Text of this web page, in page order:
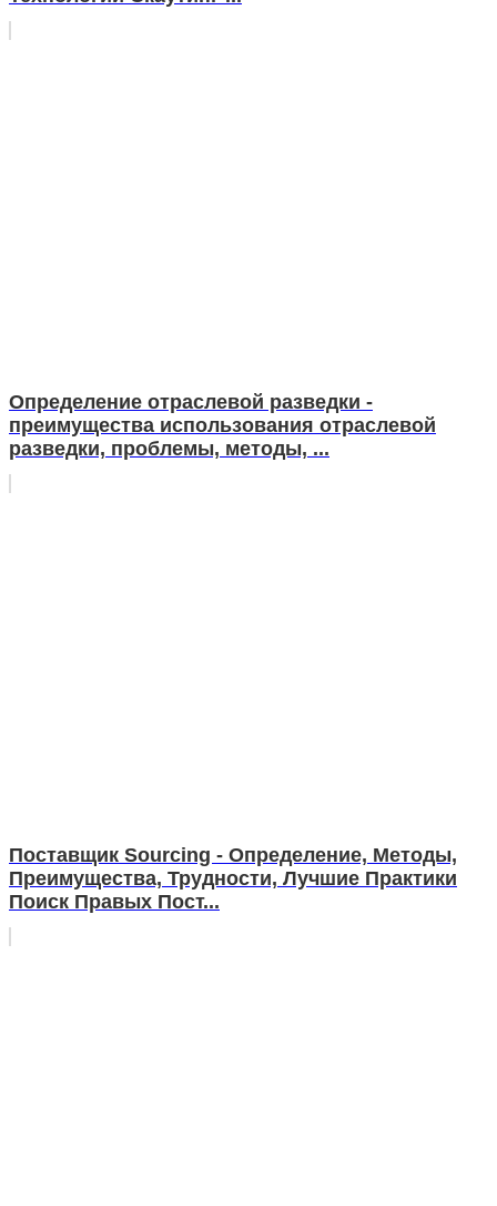
Определение отраслевой разведки -
преимущества использования отраслевой
разведки, проблемы, методы, ...
Поставщик Sourcing - Определение, Методы,
Преимущества, Трудности, Лучшие Практики
Поиск Правых Пост...